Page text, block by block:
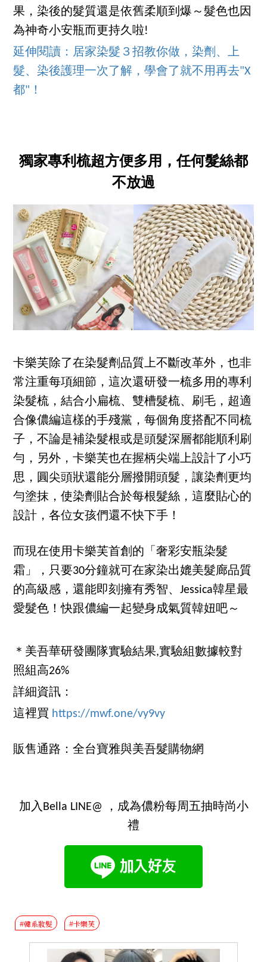
果，染後的髮質還是依舊柔順到爆～髮色也因
為神奇小安瓶而更持久啦!
延伸閱讀：居家染髮３招教你做，染劑、上
髮、染後護理一次了解，學會了就不用再去"X
都"！
獨家專利梳超方便多用，任何髮絲都
不放過
卡樂芙除了在染髮劑品質上不斷改革外，也非
常注重每項細節，這次還研發一梳多用的專利
染髮梳，結合小扁梳、雙槽髮梳、刷毛，超適
合像儂編這樣的手殘黨，每個角度搭配不同梳
子，不論是補染髮根或是頭髮深層都能順利刷
勻，另外，卡樂芙也在握柄尖端上設計了小巧
思，圓尖頭狀還能分層撥開頭髮，讓染劑更均
勻塗抹，使染劑貼合於每根髮絲，這麼貼心的
設計，各位女孩們還不快下手！
而現在使用卡樂芙首創的「奢彩安瓶染髮
霜」，只要30分鐘就可在家染出媲美髮廊品質
的高級感，還能即刻擁有秀智、Jessica韓星最
愛髮色！快跟儂編一起變身成氣質韓妞吧～
＊美吾華研發團隊實驗結果,實驗組數據較對
照組高26%
詳細資訊：
這裡買 https://mwf.one/vy9vy
販售通路：全台寶雅與美吾髮購物網
加入Bella LINE@ ，成為儂粉每周五抽時尚小
禮
#韓系妝髮 #卡樂芙